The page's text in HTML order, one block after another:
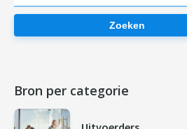
Zoeken
Bron per categorie